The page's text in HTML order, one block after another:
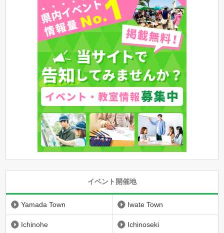
イベント開催地
Yamada Town Iwate Town
Ichinohe Ichinoseki